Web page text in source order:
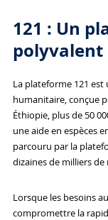
121 : Un
polyvalent
La plateforme 121
humanitaire, conçue
Éthiopie, plus de 50
une aide en espèces
parcouru par la
dizaines de milliers de
Lorsque les besoins
compromettre la